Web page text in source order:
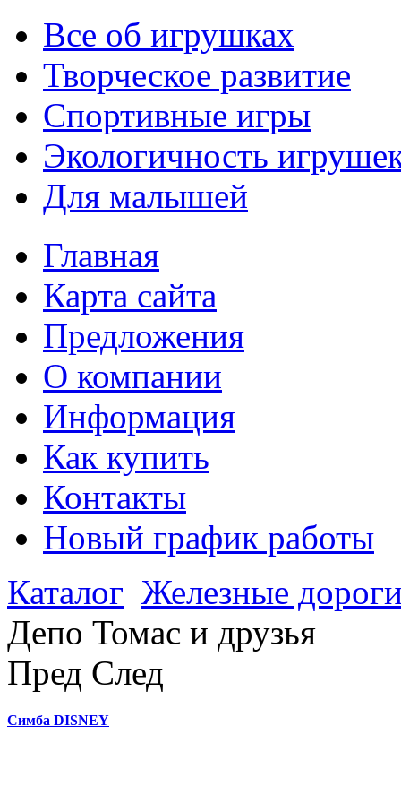
Все об игрушках
Творческое развитие
Спортивные игры
Экологичность
Для малышей
Главная
Карта сайта
Предложения
О компании
Информация
Как купить
Контакты
Новый график работы
Каталог Железные
Депо Томас и друзья
Пред След
Симба DISNEY